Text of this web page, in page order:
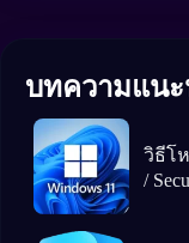
บทความแน
วิธีโห
/